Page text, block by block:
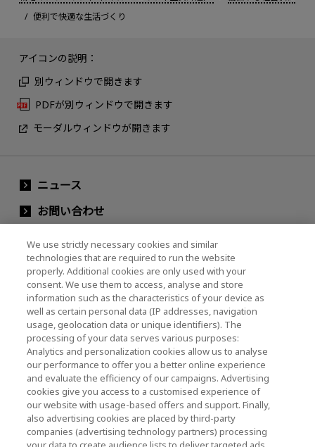
便利で快適な生活づくり
アイコンの説明：
別ウィンドウで開きます
PDFが別ウィンドウで開きます
モーダルウィンドウが開きます
ニュース
お問い合わせ
グループ会社
キオクシア株式会社ウェブサイト（製品・研究開
発情報）
キオクシア株式会社ホーム
法人のお客様
個人のお客様
We use strictly necessary cookies and similar
technologies that are required to run the website
properly. Additional cookies are only used with your
consent. We use them to access, analyse and store
information such as the characteristics of your device as
well as certain personal data (IP addresses, navigation
usage, geolocation data or unique identifiers). The
processing of your data serves various purposes:
Analytics and personalization cookies allow us to analyse
our performance to offer you a better online experience
and evaluate the efficiency of our campaigns. Advertising
cookies give you access to a customised experience of
our website with usage-based offers and support. Finally,
also advertising cookies are placed by third-party
companies (advertising technology partners) processing